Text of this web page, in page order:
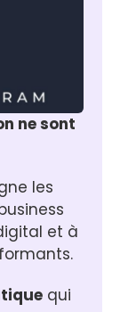
ne sont
les
et à
qui